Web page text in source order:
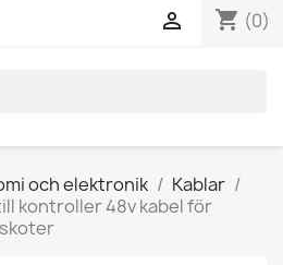
shopping_cart (0)

och elektronik
Kablar
kontroller 48v kabel för
skoter